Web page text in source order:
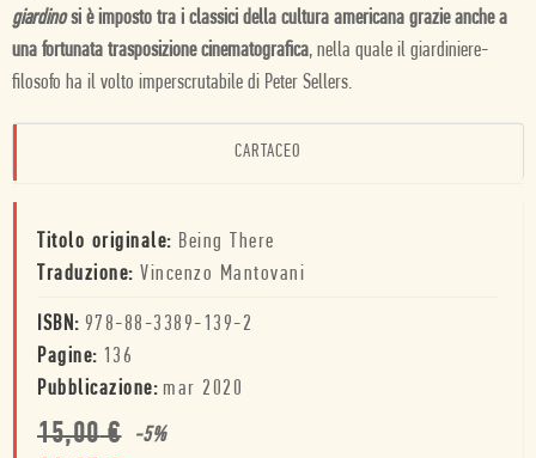
giardinosi è imposto tra i classici della cultura americana grazie anche a
una fortunata trasposizione cinematografica, nella quale il giardiniere-
filosofo ha il volto imperscrutabile di Peter Sellers.
CARTACEO
Titolo originale: Being There
Traduzione: Vincenzo Mantovani
ISBN: 978-88-3389-139-2
Pagine: 136
Pubblicazione: mar 2020
15,00€ -5%